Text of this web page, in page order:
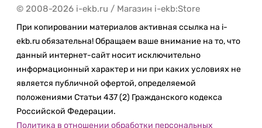
© 2008-2026 i-ekb.ru / Магазин i-ekb:Store
При копировании материалов активная ссылка на i-
ekb.ru обязательна! Обращаем ваше внимание на то, что
данный интернет-сайт носит исключительно
информационный характер и ни при каких условиях не
является публичной офертой, определяемой
положениями Статьи 437 (2) Гражданского кодекса
Российской Федерации.
Политика в отношении обработки персональных